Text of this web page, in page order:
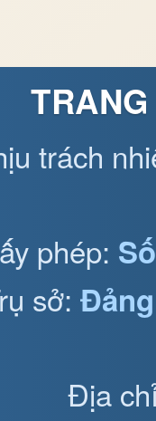
trách
phép:
sở:
Địa